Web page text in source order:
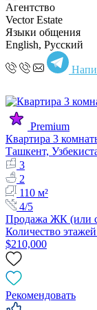
Агентство
Vector Estate
Языки общения
English, Русский
Premium
Квартира 3
Ташкент,
3
2
110 м²
4/5
Продажа ЖК (или
Количество
$210,000
Рекомендовать